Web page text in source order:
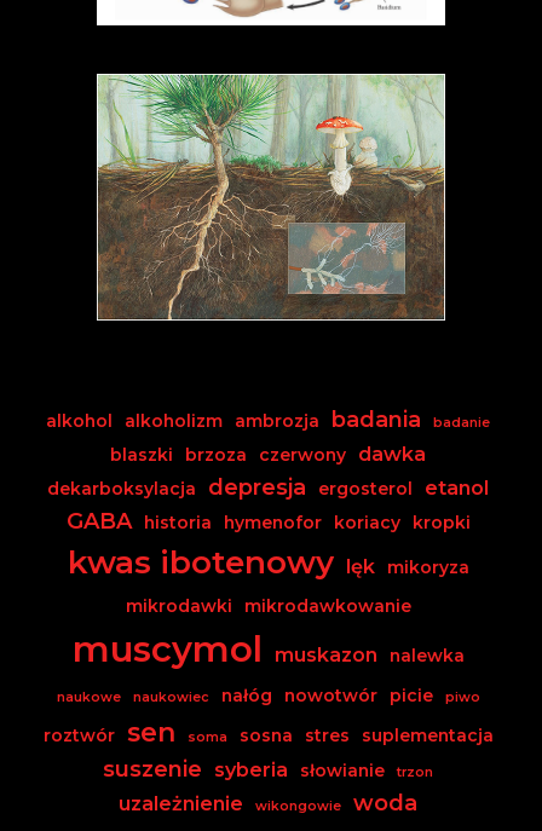
alkohol alkoholizm ambrozja badania badanie
blaszki brzoza czerwony dawka
dekarboksylacja depresja ergosterol etanol
GABA historia hymenofor koriacy kropki
kwas ibotenowy lęk
mikoryza
mikrodawki
mikrodawkowanie
muscymol muskazon nalewka
naukowe naukowiec nałóg nowotwór picie piwo
roztwór sen soma sosna stres suplementacja
suszenie syberia słowianie trzon
uzależnienie wikongowie woda